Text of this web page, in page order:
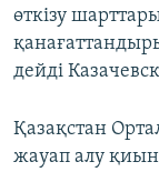
өткізу
дейді
Қазақстан
жауап алу қиын